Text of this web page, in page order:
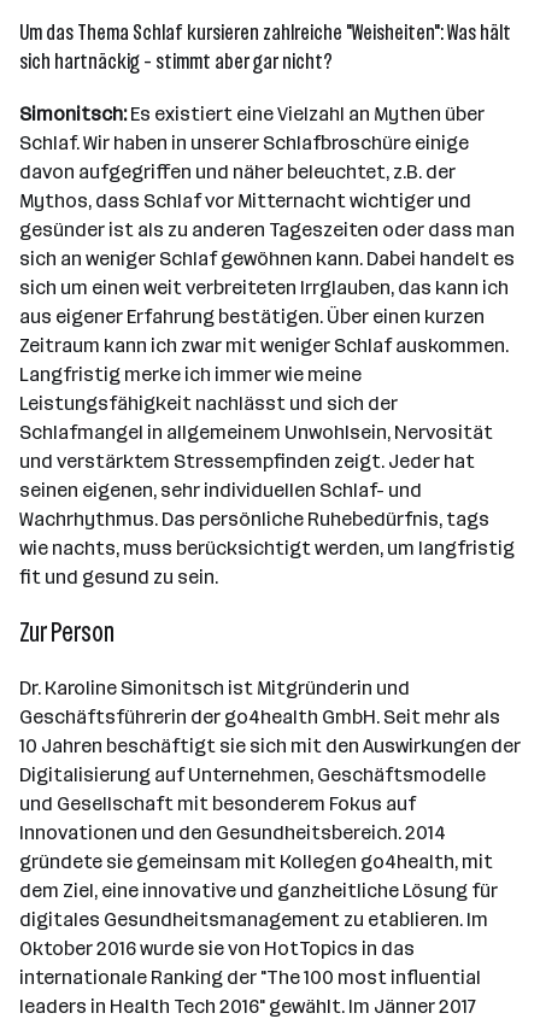
Um das Thema Schlaf kursieren zahlreiche "Weisheiten": Was hält
sich hartnäckig - stimmt aber gar nicht?
Simonitsch:Es existiert eine Vielzahl an Mythen über
Schlaf. Wir haben in unserer Schlafbroschüre einige
davon aufgegriffen und näher beleuchtet, z.B. der
Mythos, dass Schlaf vor Mitternacht wichtiger und
gesünder ist als zu anderen Tageszeiten oder dass man
sich an weniger Schlaf gewöhnen kann. Dabei handelt es
sich um einen weit verbreiteten Irrglauben, das kann ich
aus eigener Erfahrung bestätigen. Über einen kurzen
Zeitraum kann ich zwar mit weniger Schlaf auskommen.
Langfristig merke ich immer wie meine
Leistungsfähigkeit nachlässt und sich der
Schlafmangel in allgemeinem Unwohlsein, Nervosität
und verstärktem Stressempfinden zeigt. Jeder hat
seinen eigenen, sehr individuellen Schlaf- und
Wachrhythmus. Das persönliche Ruhebedürfnis, tags
wie nachts, muss berücksichtigt werden, um langfristig
fit und gesund zu sein.
Zur Person
Dr. Karoline Simonitsch ist Mitgründerin und
Geschäftsführerin der go4health GmbH. Seit mehr als
10 Jahren beschäftigt sie sich mit den Auswirkungen der
Digitalisierung auf Unternehmen, Geschäftsmodelle
und Gesellschaft mit besonderem Fokus auf
Innovationen und den Gesundheitsbereich. 2014
gründete sie gemeinsam mit Kollegen go4health, mit
dem Ziel, eine innovative und ganzheitliche Lösung für
digitales Gesundheitsmanagement zu etablieren. Im
Oktober 2016 wurde sie von HotTopics in das
internationale Ranking der "The 100 most influential
leaders in Health Tech 2016" gewählt. Im Jänner 2017